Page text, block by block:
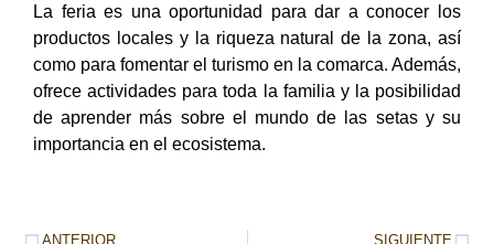
La feria es una oportunidad para dar a conocer los
productos locales y la riqueza natural de la zona, así
como para fomentar el turismo en la comarca. Además,
ofrece actividades para toda la familia y la posibilidad
de aprender más sobre el mundo de las setas y su
importancia en el ecosistema.
ANTERIOR SIGUIENTE